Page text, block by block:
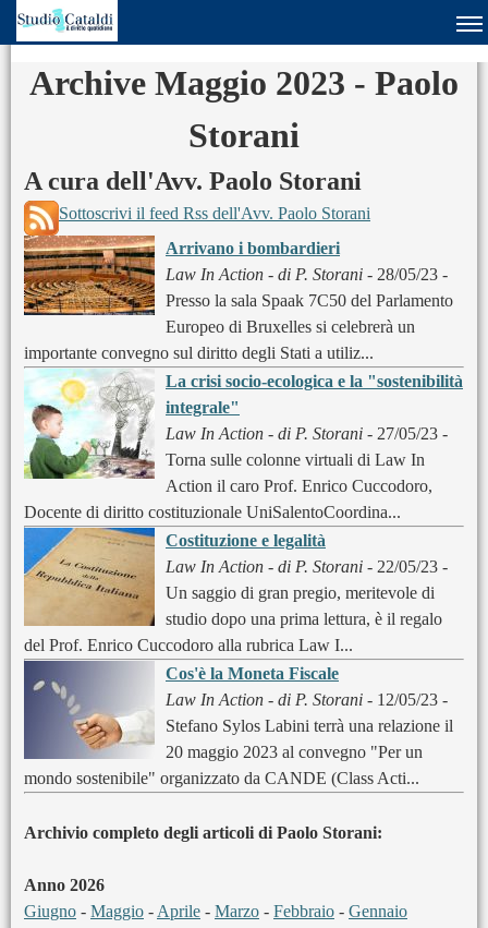
Archive Maggio 2023 - Paolo
Storani
A cura dell'Avv. Paolo Storani
Sottoscrivi il feed Rss dell'Avv. Paolo Storani
Arrivano i bombardieri
Law In Action - di P. Storani - 28/05/23 -
Presso la sala Spaak 7C50 del Parlamento
Europeo di Bruxelles si celebrerà un
importante convegno sul diritto degli Stati a utiliz...
La crisi socio-ecologica e la "sostenibilità
integrale"
Law In Action - di P. Storani - 27/05/23 -
Torna sulle colonne virtuali di Law In
Action il caro Prof. Enrico Cuccodoro,
Docente di diritto costituzionale UniSalentoCoordina...
Costituzione e legalità
Law In Action - di P. Storani - 22/05/23 -
Un saggio di gran pregio, meritevole di
studio dopo una prima lettura, è il regalo
del Prof. Enrico Cuccodoro alla rubrica Law I...
Cos'è la Moneta Fiscale
Law In Action - di P. Storani - 12/05/23 -
Stefano Sylos Labini terrà una relazione il
20 maggio 2023 al convegno "Per un
mondo sostenibile" organizzato da CANDE (Class Acti...
Archivio completo degli articoli di Paolo Storani:
Anno 2026
Giugno - Maggio - Aprile - Marzo - Febbraio - Gennaio